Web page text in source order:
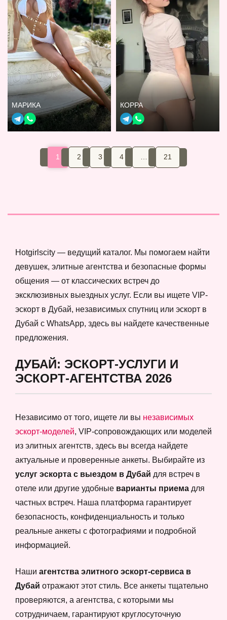
МАРИКА КОРРА
1 2 3 4 21
Hotgirlscity — ведущий каталог. Мы помогаем найти
девушек, элитные агентства и безопасные формы
общения — от классических встреч до
эксклюзивных выездных услуг. Если вы ищете VIP-
эскорт в Дубай, независимых спутниц или эскорт в
Дубай с WhatsApp, здесь вы найдете качественные
предложения.
ДУБАЙ: ЭСКОРТ-УСЛУГИ И
ЭСКОРТ-АГЕНТСТВА 2026
Независимо от того, ищете ли вы независимых
эскорт-моделей, VIP-сопровождающих или моделей
из элитных агентств, здесь вы всегда найдете
актуальные и проверенные анкеты. Выбирайте из
услуг эскорта с выездом в Дубай для встреч в
отеле или другие удобные варианты приема для
частных встреч. Наша платформа гарантирует
безопасность, конфиденциальность и только
реальные анкеты с фотографиями и подробной
информацией.
Наши агентства элитного эскорт-сервиса в
Дубай отражают этот стиль. Все анкеты тщательно
проверяются, а агентства, с которыми мы
сотрудничаем, гарантируют круглосуточную